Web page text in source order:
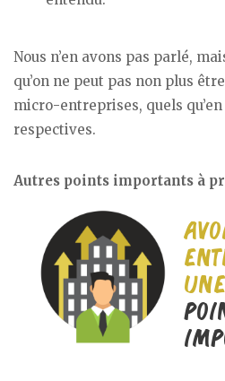
Nous n’en avons pas parlé,
qu’on ne peut pas non plus
micro-entreprises, quels
respectives.
Autres points importants à